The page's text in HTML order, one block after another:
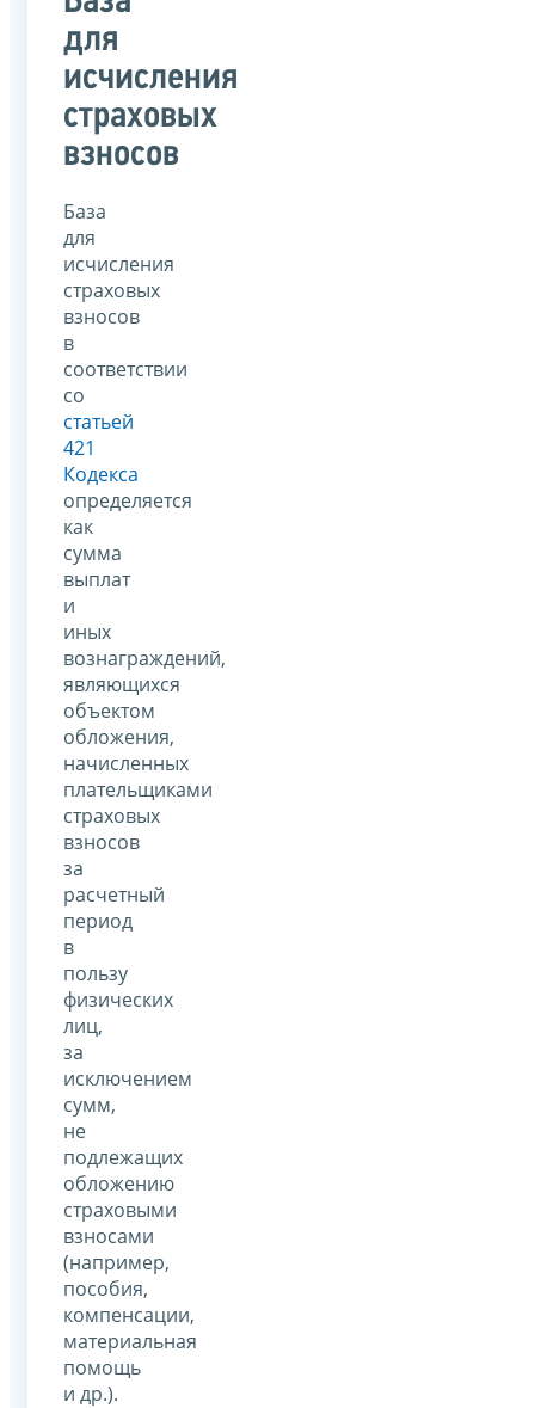
для
исчисления
страховых
взносов
База
для
исчисления
страховых
взносов
в
соответствии
со
статьей
421
Кодекса
определяется
как
сумма
выплат
и
иных
вознаграждений,
являющихся
объектом
обложения,
начисленных
плательщиками
страховых
взносов
за
расчетный
период
в
пользу
физических
лиц,
за
исключением
сумм,
не
подлежащих
обложению
страховыми
взносами
(например,
пособия,
компенсации,
материальная
помощь
и др.).